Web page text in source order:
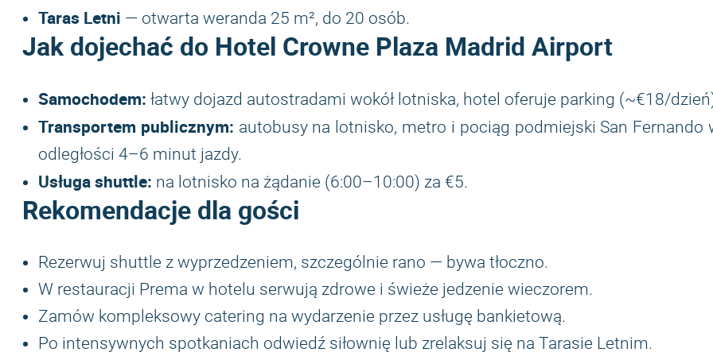
Taras Letni — otwarta weranda 25 m², do 20 osób.
Jak dojechać do Hotel Crowne Plaza Madrid Airport
Samochodem: łatwy dojazd autostradami wokół lotniska, hotel oferuje parking (~€18/
Transportem publicznym: autobusy na lotnisko, metro i pociąg podmiejski San Fernando
odległości 4–6 minut jazdy.
Usługa shuttle: na lotnisko na żądanie (6:00–10:00) za €5.
Rekomendacje dla gości
Rezerwuj shuttle z wyprzedzeniem, szczególnie rano — bywa tłoczno.
W restauracji Prema w hotelu serwują zdrowe i świeże jedzenie wieczorem.
Zamów kompleksowy catering na wydarzenie przez usługę bankietową.
Po intensywnych spotkaniach odwiedź siłownię lub zrelaksuj się na Tarasie Letnim.